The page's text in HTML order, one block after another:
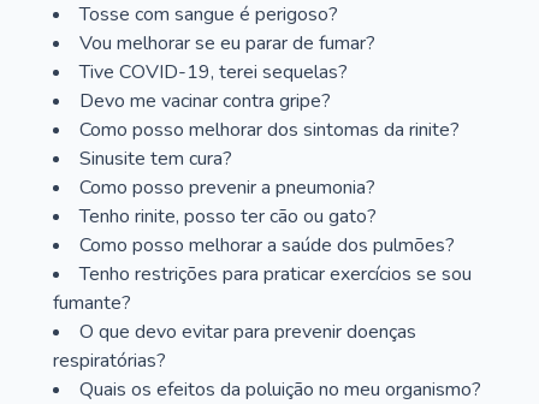
Tosse com sangue é perigoso?
Vou melhorar se eu parar de fumar?
Tive COVID-19, terei sequelas?
Devo me vacinar contra gripe?
Como posso melhorar dos sintomas da rinite?
Sinusite tem cura?
Como posso prevenir a pneumonia?
Tenho rinite, posso ter cão ou gato?
Como posso melhorar a saúde dos pulmões?
Tenho restrições para praticar exercícios se sou
fumante?
O que devo evitar para prevenir doenças
respiratórias?
Quais os efeitos da poluição no meu organismo?